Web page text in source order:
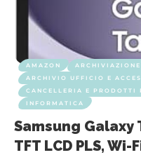
AMAZON ARCHIVIAZIONE
ARCHIVIO UFFICIO E
CANCELLERIA E PRODOTTI
INFORMATICA
Samsung Galaxy
TFT LCD PLS, Wi-